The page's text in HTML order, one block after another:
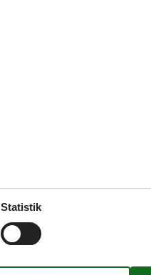
Multimedier
Statistik